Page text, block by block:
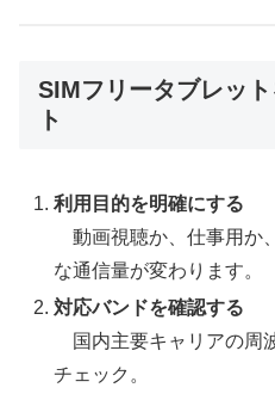
SIMフリータブレッ
ト
利用目的を明確にする
動画視聴か、仕事用か
な通信量が変わります。
対応バンドを確認する
国内主要キャリアの周
チェック。